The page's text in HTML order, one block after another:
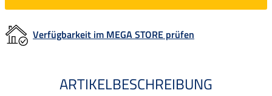
Verfügbarkeit im MEGA STORE prüfen
ARTIKELBESCHREIBUNG